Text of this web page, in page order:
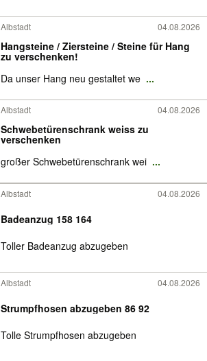
Albstadt 04.08.2026
Hangsteine / Ziersteine / Steine für Hang
zu verschenken!
Da unser Hang neu gestaltet we ...
Albstadt 04.08.2026
Schwebetürenschrank weiss zu
verschenken
großer Schwebetürenschrank wei ...
Albstadt 04.08.2026
Badeanzug 158 164
Toller Badeanzug abzugeben
Albstadt 04.08.2026
Strumpfhosen abzugeben 86 92
Tolle Strumpfhosen abzugeben